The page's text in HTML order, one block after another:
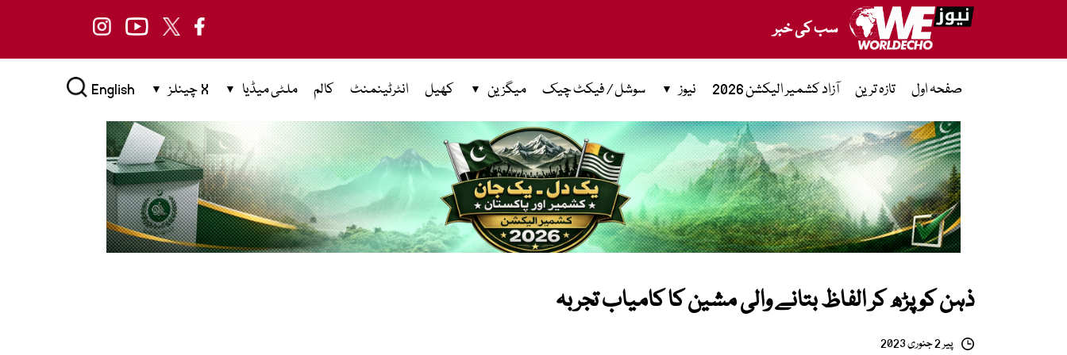
سب کی خبر
صفحہ اول تازہ ترین آزاد کشمیر الیکشن 2026 نیوز سوشل / فیکٹ چیک میگزین کھیل انٹرٹینمنٹ کالم ملٹی میڈیا X چینلز English
ذہن کو پڑھ کر الفاظ بتانے والی مشین کا کامیاب تجربہ
پیر 2 جنوری 2023